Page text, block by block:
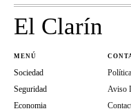
El Clarín
MENÚ
Sociedad
Seguridad
Economia
Aviso